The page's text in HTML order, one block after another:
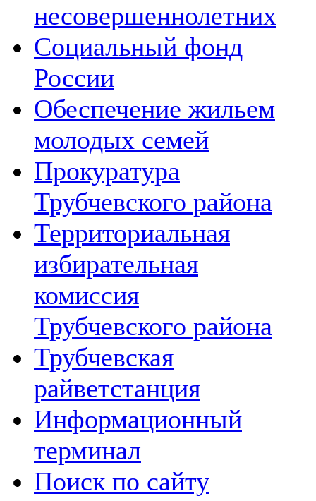
несовершеннолетних
Социальный фонд
России
Обеспечение жильем
молодых семей
Прокуратура
Трубчевского района
Территориальная
избирательная
комиссия
Трубчевского района
Трубчевская
райветстанция
Информационный
терминал
Поиск по сайту